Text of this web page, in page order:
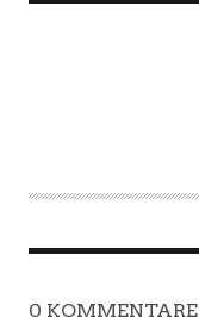
0 KOMMENTARE